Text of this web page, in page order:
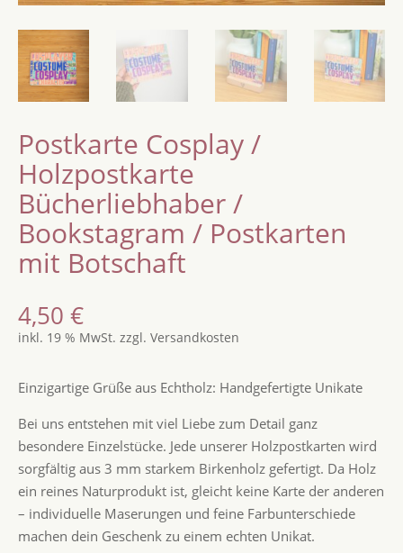
Postkarte Cosplay /
Holzpostkarte
Bücherliebhaber /
Bookstagram / Postkarten
mit Botschaft
4,50 €
inkl. 19 % MwSt. zzgl. Versandkosten
Einzigartige Grüße aus Echtholz: Handgefertigte Unikate
Bei uns entstehen mit viel Liebe zum Detail ganz
besondere Einzelstücke. Jede unserer Holzpostkarten wird
sorgfältig aus 3 mm starkem Birkenholz gefertigt. Da Holz
ein reines Naturprodukt ist, gleicht keine Karte der anderen
– individuelle Maserungen und feine Farbunterschiede
machen dein Geschenk zu einem echten Unikat.